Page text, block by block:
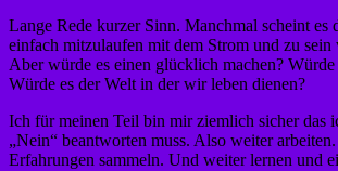
Lange Rede kurzer Sinn. Manchmal scheint es
einfach mitzulaufen mit dem Strom und zu sein
Aber würde es einen glücklich machen? Würde
Würde es der Welt in der wir leben dienen?
Ich für meinen Teil bin mir ziemlich sicher das
„Nein“ beantworten muss. Also weiter
Erfahrungen sammeln. Und weiter lernen und